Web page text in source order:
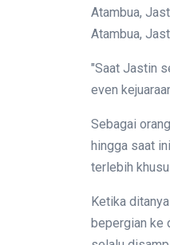
Atambua,
Atambua,
"Saat Jastin
even
Sebagai
hingga saat
terlebih
Ketika
bepergian ke